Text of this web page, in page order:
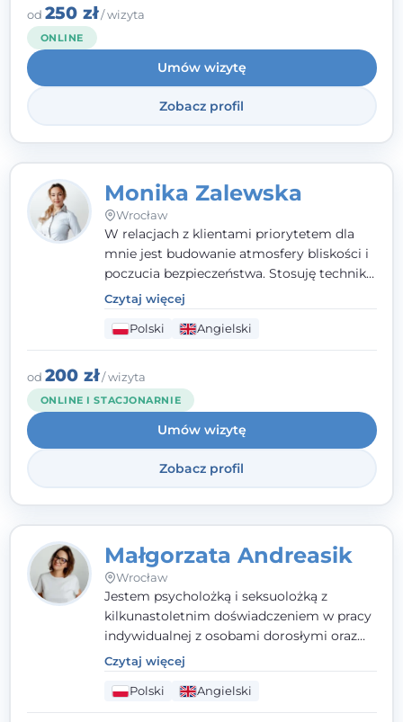
należę do Polskiego Towarzystwa
pierwszym miejscu stawiam budowanie
atmosfery bezpieczeństwa i zrozumienia w
relacjach z Klientami. Istotna dla nie jest
również koncentracja na dostępnych
zasobach.
od 250 zł/ wizyta
ONLINE
Umów wizytę
Zobacz profil
Monika Zalewska
Wrocław
W relacjach z klientami priorytetem dla
mnie jest budowanie atmosfery bliskości i
poczucia bezpieczeństwa. Stosuję techniki
poznawczo-behawioralne oraz metody,
które koncentrują się na rozwiązaniach
(TSR). Te polegają na osiąganiu
zamierzonych celów (doprowadzeniu do
rozwiązania trudnych sytuacji) poprzez
identyfikowanie i wzmacnianie zasobów
oraz mocnych stron klienta. W swojej
pracy korzystam także z metod dialogu
motywacyjnego itreningu uważności.
Czytaj więcej
Polski Angielski
od 200 zł/ wizyta
ONLINE I STACJONARNIE
Umów wizytę
Zobacz profil
Małgorzata Andreasik
Wrocław
Jestem psycholożką i seksuolożką z
kilkunastoletnim doświadczeniem w pracy
indywidualnej z osobami dorosłymi oraz
parami. Specjalizuję się w obszarze zdrowia
seksualnego, żałoby, kryzysów życiowych i
wypalenia zawodowego. Pracuję w języku
polskim i angielskim, w podejściu
Czytaj więcej
Polski Angielski